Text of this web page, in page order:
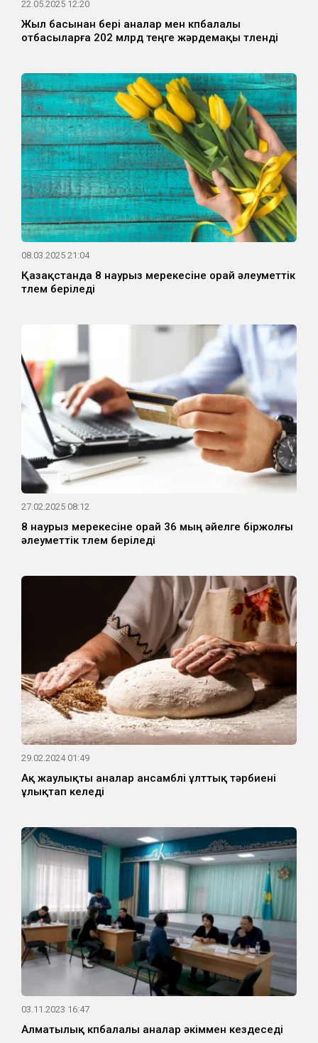
22.05.2025 12:20
Жыл басынан бері аналар мен көпбалалы
отбасыларға 202 млрд теңге жәрдемақы төленді
08.03.2025 21:04
Қазақстанда 8 наурыз мерекесіне орай әлеуметтік
төлем беріледі
27.02.2025 08:12
8 наурыз мерекесіне орай 36 мың әйелге біржолғы
әлеуметтік төлем беріледі
29.02.2024 01:49
Ақ жаулықты аналар ансамблі ұлттық тәрбиені
ұлықтап келеді
03.11.2023 16:47
Алматылық көпбалалы аналар әкіммен кездеседі